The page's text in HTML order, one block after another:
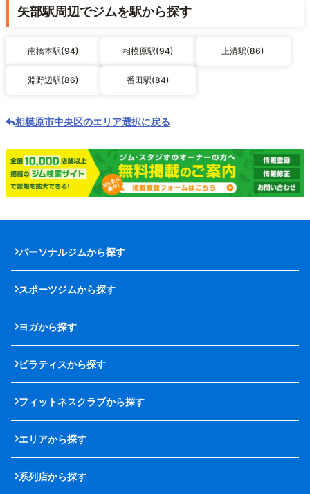
矢部駅周辺でジムを駅から探す
南橋本駅(94) 相模原駅(94) 上溝駅(86)
淵野辺駅(86) 番田駅(84)
相模原市中央区のエリア選択に戻る
パーソナルジムから探す
スポーツジムから探す
ヨガから探す
ピラティスから探す
フィットネスクラブから探す
エリアから探す
系列店から探す